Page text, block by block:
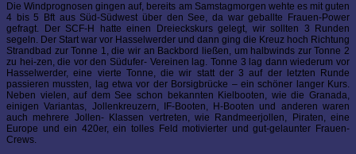
Die Windprognosen gingen auf, bereits am Samstagmorgen wehte es mit guten
4 bis 5 Bft aus Süd-Südwest über den See, da war geballte Frauen-Power
gefragt. Der SCF-H hatte einen Dreieckskurs gelegt, wir sollten 3 Runden
segeln. Der Start war vor Hasselwerder und dann ging die Kreuz hoch Richtung
Strandbad zur Tonne 1, die wir an Backbord ließen, um halbwinds zur Tonne 2
zu hei-zen, die vor den Südufer- Vereinen lag. Tonne 3 lag dann wiederum vor
Hasselwerder, eine vierte Tonne, die wir statt der 3 auf der letzten Runde
passieren mussten, lag etwa vor der Borsigbrücke – ein schöner langer Kurs.
Neben vielen, auf dem See schon bekannten Kielbooten, wie die Granada,
einigen Variantas, Jollenkreuzern, IF-Booten, H-Booten und anderen waren
auch mehrere Jollen- Klassen vertreten, wie Randmeerjollen, Piraten, eine
Europe und ein 420er, ein tolles Feld motivierter und gut-gelaunter Frauen-
Crews.